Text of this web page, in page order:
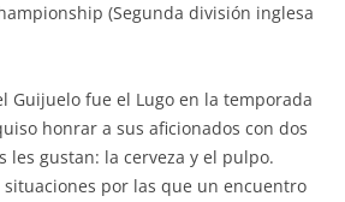
(Segunda división inglesa
Guijuelo fue el Lugo en la temporada
honrar a sus aficionados con dos
les gustan: la cerveza y el pulpo.
situaciones por las que un encuentro